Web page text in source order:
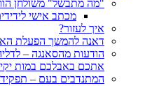
"מה מתבשל" משולחן
מכתב אישי
איך לעזור?
דאנה להמשך הפעלת
הודעות מהסאנגה –
אתכם באבלכם במות
המתנדבים בעם –